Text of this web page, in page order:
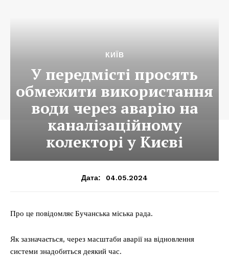
КИЇВ
У передмісті просять
обмежити використання
води через аварію на
каналізаційному
колекторі у Києві
Дата: 04.05.2024
Про це повідомляє Бучанська міська рада.
Як зазначається, через масштаби аварії на відновлення
системи знадобиться деякий час.